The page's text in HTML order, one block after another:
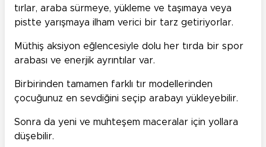
tırlar, araba sürmeye, yükleme ve taşımaya veya
pistte yarışmaya ilham verici bir tarz getiriyorlar.
Müthiş aksiyon eğlencesiyle dolu her tırda bir spor
arabası ve enerjik ayrıntılar var.
Birbirinden tamamen farklı tır modellerinden
çocuğunuz en sevdiğini seçip arabayı yükleyebilir.
Sonra da yeni ve muhteşem maceralar için yollara
düşebilir.